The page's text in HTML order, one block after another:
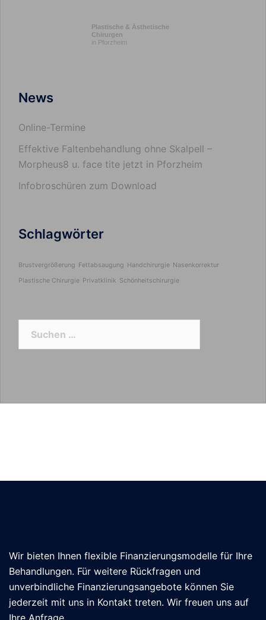
Plastische & Ästhetische
Chirurgen
in Pforzheim
News
Online-Termine
Effektive Faltenbehandlung ohne Skalpell –
Morpheus8 u. face tite jetzt in Pforzheim
Infobroschüren zum Download
Schlagwörter
Brustvergrößerung Fettabsaugung Handchirurgie Nasenkorrektur
Plastische Chirurgie Privatklinik Schönheitschirurgie
Wir bieten Ihnen flexible Finanzierungsmodelle für Ihre
Behandlungen. Für weitere Rückfragen und
unverbindliche Finanzierungsangebote können Sie
jederzeit mit uns in Kontakt treten. Wir freuen uns auf